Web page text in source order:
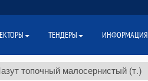
топочный малосернистый (т.) $300
ТЕНДЕРЫ ИНФОРМАЦИЯ